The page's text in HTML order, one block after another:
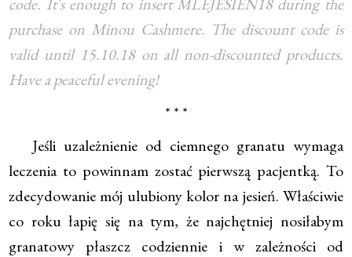
purchase on Minou Cashmere. The discount code is
valid until 15.10.18 on all non-discounted products.
Have a peaceful evening!
* * *
Jeśli uzależnienie od ciemnego granatu wymaga
leczenia to powinnam zostać pierwszą pacjentką. To
zdecydowanie mój ulubiony kolor na jesień. Właściwie
co roku łapię się na tym, że najchętniej nosiłabym
granatowy płaszcz codziennie i w zależności od